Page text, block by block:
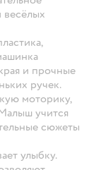
весёлых
и прочные
ручек.
моторику,
учится
сюжеты
улыбку.